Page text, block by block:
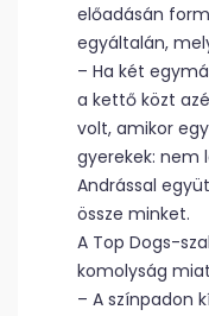
előadásán
egyáltalán,
– Ha két
a kettő közt
volt, amikor
gyerekek: nem
Andrással
össze minket.
A Top Dogs-
komolyság
– A színpadon